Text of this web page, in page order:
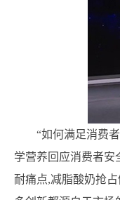
“如何满足消费
学营养回应消费者安
耐痛点,减脂酸奶抢